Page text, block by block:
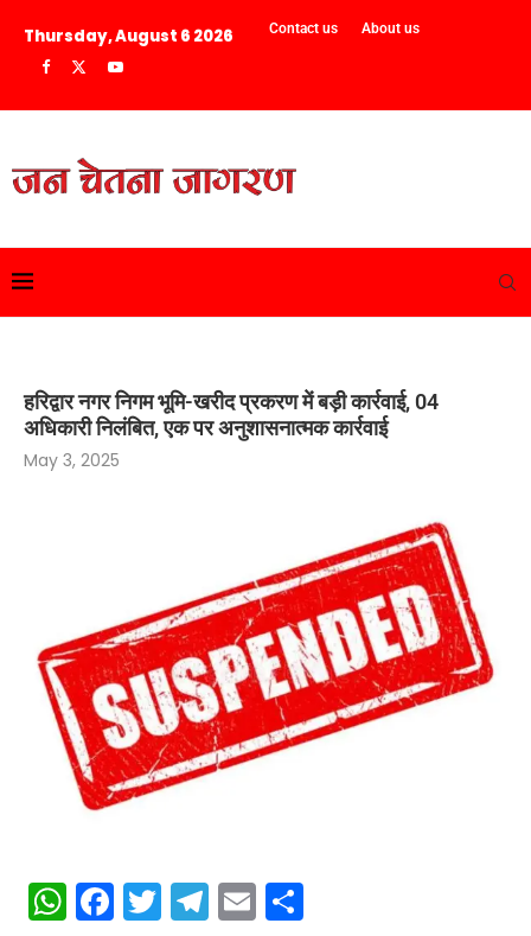
Thursday, August 6 2026 Contact us About us
हरिद्वार नगर निगम भूमि-खरीद प्रकरण में बड़ी कार्रवाई, 04
अधिकारी निलंबित, एक पर अनुशासनात्मक कार्रवाई
May 3, 2025
WhatsApp
Facebook
Twitter
Telegram
Email